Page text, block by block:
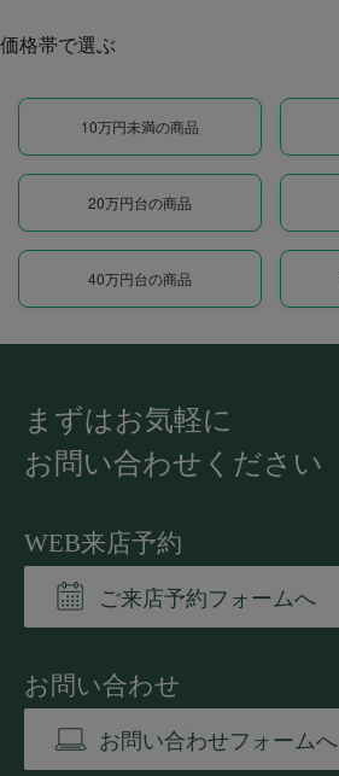
価格帯で選ぶ
10万円未満の商品
20万円台の商品
40万円台の商品
まずはお気軽に
お問い合わせください
WEB来店予約
ご来店予約フォームへ
お問い合わせ
お問い合わせフォームへ